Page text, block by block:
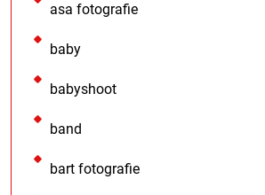
asa fotografie
baby
babyshoot
band
bart fotografie